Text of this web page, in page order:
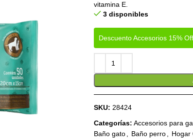
vitamina E.
3 disponibles
Descuento Accesorios 15% Off
SKU: 28424
Categorías: Accesorios para
Baño gato
Baño perro Hogar